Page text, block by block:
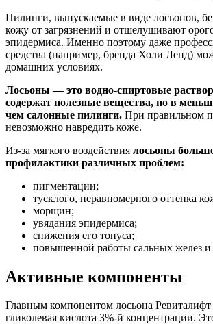
Пилинги, выпускаемые в виде лосьонов,
кожу от загрязнений и отшелушивают
эпидермиса. Именно поэтому даже
средства (например, бренда Холи Ленд)
домашних условиях.
Лосьоны — это водно-спиртовые
содержат полезные вещества, но в
чем салонные пилинги. При правильном
невозможно навредить коже.
Из-за мягкого воздействия лосьоны
профилактики различных проблем:
пигментации;
тусклого, неравномерного оттенка
морщин;
увядания эпидермиса;
снижения его тонуса;
повышенной работы сальных желез и
Активные компоненты
Главным компонентом лосьона Ревиталифт
гликолевая кислота 3%-й концентрации.